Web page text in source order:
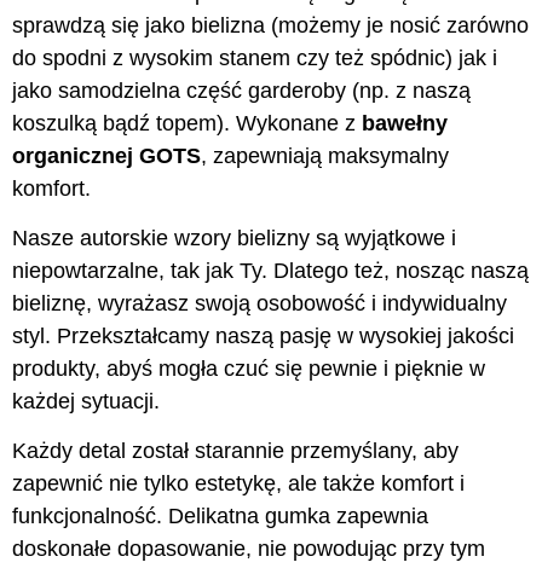
sprawdzą się jako bielizna (możemy je nosić zarówno
do spodni z wysokim stanem czy też spódnic) jak i
jako samodzielna część garderoby (np. z naszą
koszulką bądź topem). Wykonane z bawełny
organicznej GOTS, zapewniają maksymalny
komfort.
Nasze autorskie wzory bielizny są wyjątkowe i
niepowtarzalne, tak jak Ty. Dlatego też, nosząc naszą
bieliznę, wyrażasz swoją osobowość i indywidualny
styl. Przekształcamy naszą pasję w wysokiej jakości
produkty, abyś mogła czuć się pewnie i pięknie w
każdej sytuacji.
Każdy detal został starannie przemyślany, aby
zapewnić nie tylko estetykę, ale także komfort i
funkcjonalność. Delikatna gumka zapewnia
doskonałe dopasowanie, nie powodując przy tym